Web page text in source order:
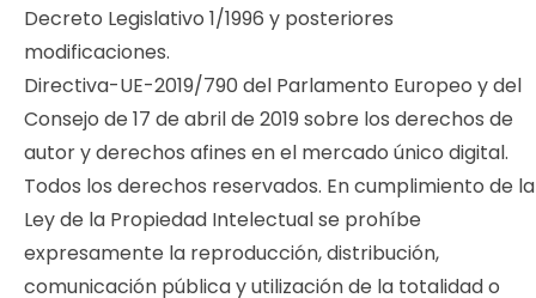
Decreto Legislativo 1/1996 y posteriores
modificaciones.
Directiva-UE-2019/790 del Parlamento Europeo y del
Consejo de 17 de abril de 2019 sobre los derechos de
autor y derechos afines en el mercado único digital.
Todos los derechos reservados. En cumplimiento de la
Ley de la Propiedad Intelectual se prohíbe
expresamente la reproducción, distribución,
comunicación pública y utilización de la totalidad o